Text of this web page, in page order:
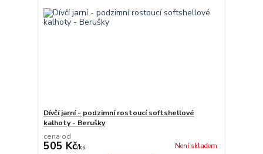
Dívčí jarní - podzimní rostoucí softshellové
kalhoty - Berušky
cena od
505 Kč/ks Není skladem